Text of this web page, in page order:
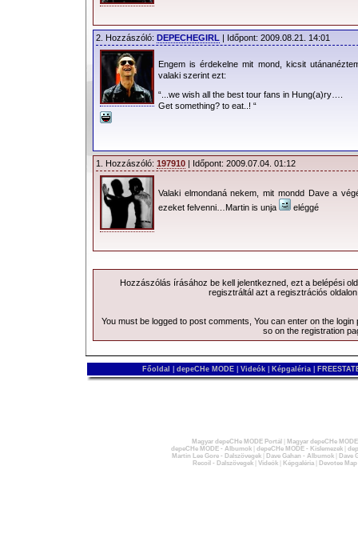
2. Hozzászóló: DEPECHEGIRL | Időpont: 2009.08.21. 14:01
Engem is érdekelne mit mond, kicsit
valaki szerint ezt:
“...we wish all the best tour fans in Hung(a)ry….
Get something? to eat..! “
1. Hozzászóló: 197910 | Időpont: 2009.07.04. 01:12
Valaki elmondaná nekem, mit mondd Dave a
ezeket felvenni…Martin is unja
eléggé
Hozzászólás írásához be kell jelentkezned, ezt a belépési
regisztráltál azt a regisztrációs
You must be logged to post comments, You can enter on the login
so on the registration
Főoldal depeCHe MODE Videók Képgaléria
Magyar depeCHe MODE Portál
Magyar depeCHe
depeCHe MODE - Albumok| depeCHe MODE - Kislemezek|
Martin Lee Gore - Dalszövegek| Dave Gahan - Albumok|
Dave
Recoil - Dalszövegek| Videók| Képgaléria| Devotee Map